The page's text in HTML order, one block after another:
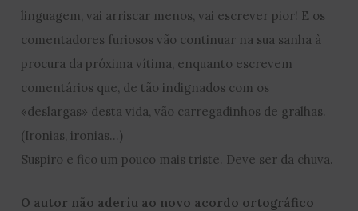
linguagem, vai arriscar menos, vai escrever pior! E os
comentadores furiosos vão continuar na sua sanha à
procura da próxima vítima, enquanto escrevem
comentários que, de tão indignados com os
«deslargas» desta vida, vão carregadinhos de gralhas.
(Ironias, ironias…)
Suspiro e fico um pouco mais triste. Deve ser da chuva.
O autor não aderiu ao novo acordo ortográfico